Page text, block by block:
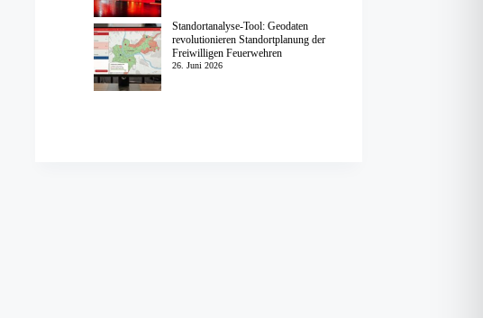
Standortanalyse-Tool: Geodaten
revolutionieren Standortplanung der
Freiwilligen Feuerwehren
26. Juni 2026